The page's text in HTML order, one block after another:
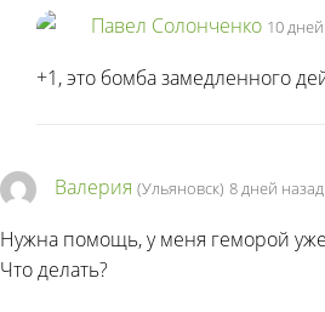
Павел Солонченко 10
+1, это бомба замедленного
Валерия (Ульяновск) 8 дней назад
Нужна помощь, у меня геморой
Что делать?